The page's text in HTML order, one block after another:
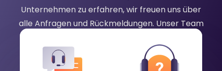
Unternehmen zu erfahren, wir freuen uns über
alle Anfragen und Rückmeldungen. Unser Team
ist bestrebt, schnelle und hilfreiche Antworten
auf alle Ihre Fragen oder Bedenken zu geben.
Bitte zögern Sie nicht, uns per Telefon, E-Mail